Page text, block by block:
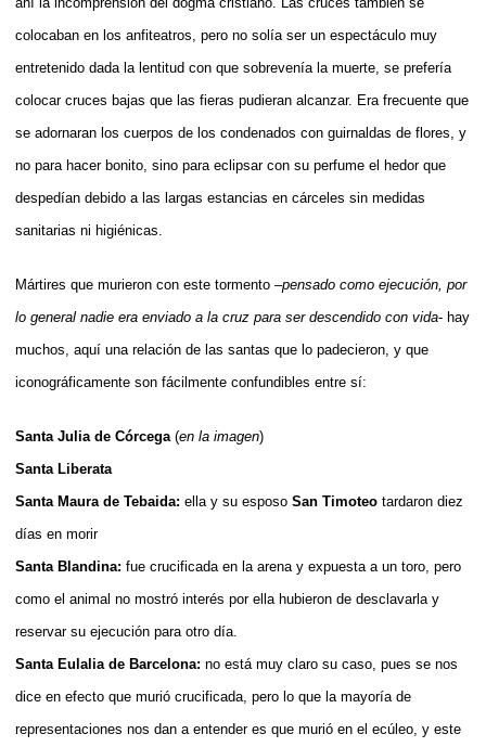
colocaban en los anfiteatros, pero no solía ser un espectáculo muy
entretenido dada la lentitud con que sobrevenía la muerte, se prefería
colocar cruces bajas que las fieras pudieran alcanzar. Era frecuente que
se adornaran los cuerpos de los condenados con guirnaldas de flores, y
no para hacer bonito, sino para eclipsar con su perfume el hedor que
despedían debido a las largas estancias en cárceles sin medidas
sanitarias ni higiénicas.
Mártires que murieron con este tormento –pensado como ejecución, por
lo general nadie era enviado a la cruz para ser descendido con vida- hay
muchos, aquí una relación de las santas que lo padecieron, y que
iconográficamente son fácilmente confundibles entre sí:
Santa Julia de Córcega (en la imagen)
Santa Liberata
Santa Maura de Tebaida: ella y su esposo San Timoteo tardaron diez
días en morir
Santa Blandina: fue crucificada en la arena y expuesta a un toro, pero
como el animal no mostró interés por ella hubieron de desclavarla y
reservar su ejecución para otro día.
Santa Eulalia de Barcelona: no está muy claro su caso, pues se nos
dice en efecto que murió crucificada, pero lo que la mayoría de
representaciones nos dan a entender es que murió en el ecúleo, y este